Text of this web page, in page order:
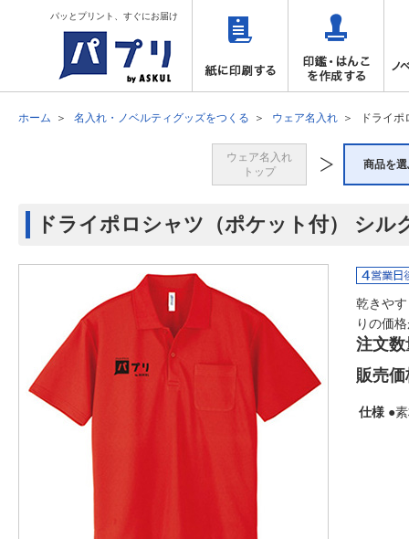
パッとプリント、すぐにお届け
ホーム 名入れ・ノベルティグッズをつくる ウェア名入れ ドライ
ウェア名入れ
トップ
商品を
ドライポロシャツ（ポケット付） シル
乾きや
りの価
注文数
販売価
仕様 ●